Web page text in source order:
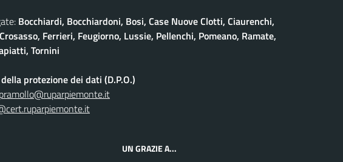
Bocchiardi, Bocchiardoni, Bosi, Case Nuove Clotti, Ciaurenchi,
Ferrieri, Feugiorno, Lussie, Pellenchi, Pomeano, Ramate,
Tornini
protezione dei dati (D.P.O.)
UN GRAZIE A...